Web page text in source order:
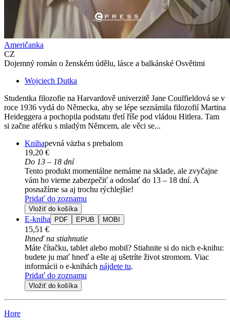
Američanka
CZ
Dojemný román o ženském údělu, lásce a balkánské Osvětimi
Wojciech Dutka
Studentka filozofie na Harvardově univerzitě Jane Coulfieldová se v
roce 1936 vydá do Německa, aby se lépe seznámila filozofií Martina
Heideggera a pochopila podstatu třetí říše pod vládou Hitlera. Tam
si začne aférku s mladým Němcem, ale věci se...
Knihapevná väzba s prebalom
19,20 €
Do 13 – 18 dní
Tento produkt momentálne nemáme na sklade, ale zvyčajne
vám ho vieme zabezpečiť a odoslať do 13 – 18 dní. A
posnažíme sa aj trochu rýchlejšie!
Pridať do zoznamu
Vložiť do košíka
E-kniha PDF EPUB MOBI
15,51 €
Ihneď na stiahnutie
Máte čítačku, tablet alebo mobil? Stiahnite si do nich e-knihu:
budete ju mať hneď a ešte aj ušetríte život stromom. Viac
informácii o e-knihách nájdete tu.
Pridať do zoznamu
Vložiť do košíka
Hore